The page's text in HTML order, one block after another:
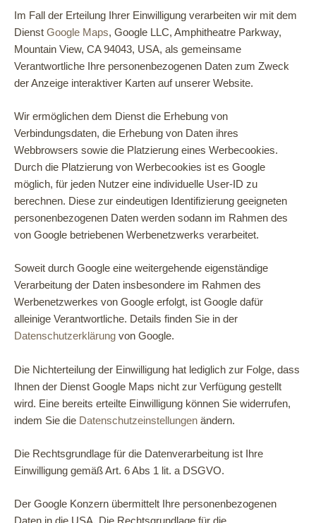
Im Fall der Erteilung Ihrer Einwilligung verarbeiten wir mit dem
Dienst Google Maps, Google LLC, Amphitheatre Parkway,
Mountain View, CA 94043, USA, als gemeinsame
Verantwortliche Ihre personenbezogenen Daten zum Zweck
der Anzeige interaktiver Karten auf unserer Website.
Wir ermöglichen dem Dienst die Erhebung von
Verbindungsdaten, die Erhebung von Daten ihres
Webbrowsers sowie die Platzierung eines Werbecookies.
Durch die Platzierung von Werbecookies ist es Google
möglich, für jeden Nutzer eine individuelle User-ID zu
berechnen. Diese zur eindeutigen Identifizierung geeigneten
personenbezogenen Daten werden sodann im Rahmen des
von Google betriebenen Werbenetzwerks verarbeitet.
Soweit durch Google eine weitergehende eigenständige
Verarbeitung der Daten insbesondere im Rahmen des
Werbenetzwerkes von Google erfolgt, ist Google dafür
alleinige Verantwortliche. Details finden Sie in der
Datenschutzerklärung von Google.
Die Nichterteilung der Einwilligung hat lediglich zur Folge, dass
Ihnen der Dienst Google Maps nicht zur Verfügung gestellt
wird. Eine bereits erteilte Einwilligung können Sie widerrufen,
indem Sie die Datenschutzeinstellungen ändern.
Die Rechtsgrundlage für die Datenverarbeitung ist Ihre
Einwilligung gemäß Art. 6 Abs 1 lit. a DSGVO.
Der Google Konzern übermittelt Ihre personenbezogenen